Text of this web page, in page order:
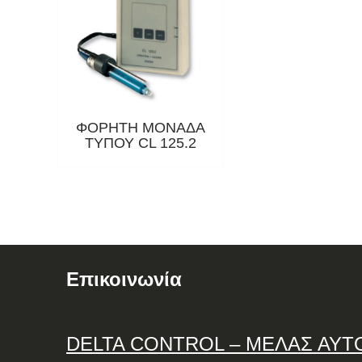
ΦΟΡΗΤΗ ΜΟΝΑΔΑ
ΤΥΠΟΥ CL 125.2
Επικοινωνία
DELTA CONTROL– ΜΕΛΑΣ